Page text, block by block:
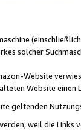
solcher
Website
Website einen
geltenden
weil die